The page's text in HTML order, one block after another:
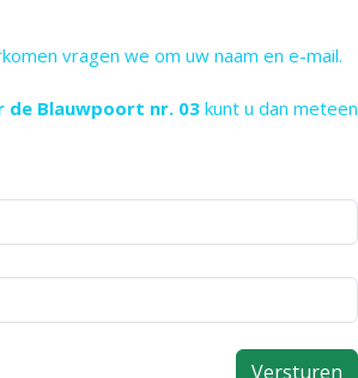
vragen we om uw naam en e-mail.
de Blauwpoort nr. 03kunt u dan meteen